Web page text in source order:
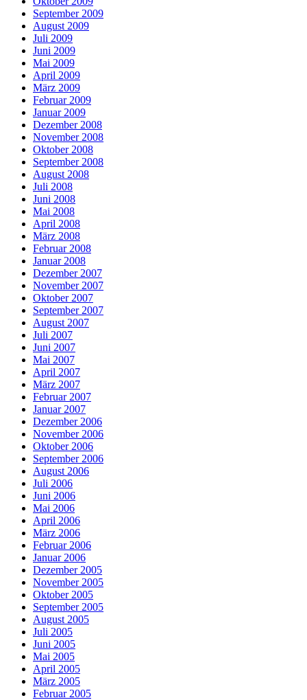
September 2009
August 2009
Juli 2009
Juni 2009
Mai 2009
April 2009
März 2009
Februar 2009
Januar 2009
Dezember 2008
November 2008
Oktober 2008
September 2008
August 2008
Juli 2008
Juni 2008
Mai 2008
April 2008
März 2008
Februar 2008
Januar 2008
Dezember 2007
November 2007
Oktober 2007
September 2007
August 2007
Juli 2007
Juni 2007
Mai 2007
April 2007
März 2007
Februar 2007
Januar 2007
Dezember 2006
November 2006
Oktober 2006
September 2006
August 2006
Juli 2006
Juni 2006
Mai 2006
April 2006
März 2006
Februar 2006
Januar 2006
Dezember 2005
November 2005
Oktober 2005
September 2005
August 2005
Juli 2005
Juni 2005
Mai 2005
April 2005
März 2005
Februar 2005